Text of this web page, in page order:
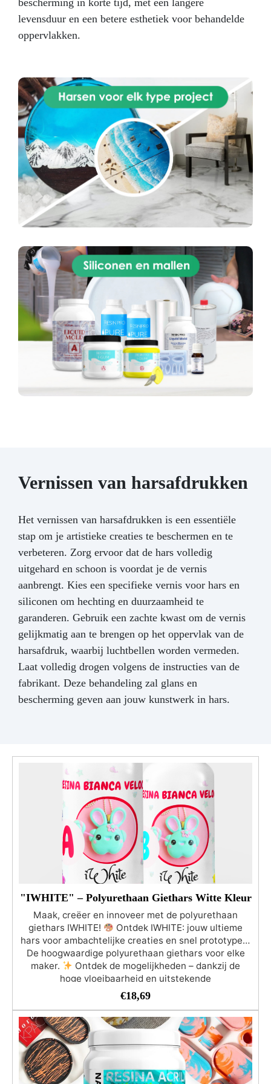
staat ons toegewijde supportteam klaar met
advies en expertise.
Begin vandaag nog met
prototypen! Ontdek de kracht van POLYFORM
voor jouw volgende project.
levensduur en een betere esthetiek voor behandelde
oppervlakken.
Vernissen van harsafdrukken
Het vernissen van harsafdrukken is een essentiële
stap om je artistieke creaties te beschermen en te
verbeteren. Zorg ervoor dat de hars volledig
uitgehard en schoon is voordat je de vernis
aanbrengt. Kies een specifieke vernis voor hars en
siliconen om hechting en duurzaamheid te
garanderen. Gebruik een zachte kwast om de vernis
gelijkmatig aan te brengen op het oppervlak van de
harsafdruk, waarbij luchtbellen worden vermeden.
Laat volledig drogen volgens de instructies van de
fabrikant. Deze behandeling zal glans en
bescherming geven aan jouw kunstwerk in hars.
"IWHITE" – Polyurethaan Giethars Witte Kleur
Maak, creëer en innoveer met de polyurethaan
giethars IWHITE!
Ontdek IWHITE: jouw ultieme
hars voor ambachtelijke creaties en snel prototypen.
De hoogwaardige polyurethaan giethars voor elke
maker.
Ontdek de mogelijkheden – dankzij de
hoge vloeibaarheid en uitstekende
uithardingseigenschappen is IWHITE jouw
toegangspoort tot wonderlijke creaties en
razendsnel prototypen.
Geef kleur aan je
verbeelding – laat je creativiteit tot bloei komen. Verf
je werken en transformeer je ideeën in levendige
realiteit.
Tijd aan je zijde – profiteer van de kracht
van supersnelle uitharding: IWHITE hardt uit in
slechts 30 minuten. Reproduceer objecten van elke
€18,69